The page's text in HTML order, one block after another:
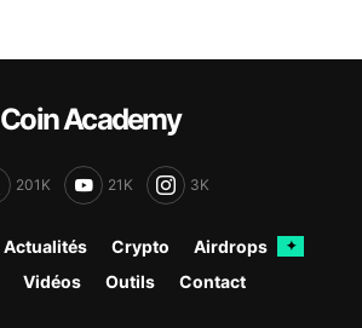
Coin Academy
201K 21K 3K
Actualités Crypto Airdrops ✦
Vidéos Outils Contact